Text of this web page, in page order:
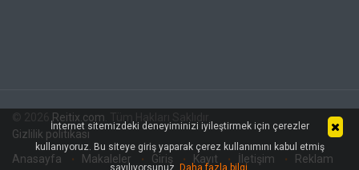
Reitix.com
Gizlilik politikası
Anasayfa
Makaleler Giriş Kayıt İletişim Reklam
İnternet sitemizdeki deneyiminizi iyileştirmek için çerezler
kullanıyoruz. Bu siteye giriş yaparak çerez kullanımını kabul etmiş
sayılıyorsunuz.
Daha fazla bilgi